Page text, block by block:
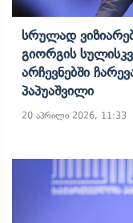
Სრულად
Გიორგის
Არჩევნებში
Პაპუაშვილი
20 აპრილი 2026, 11:33